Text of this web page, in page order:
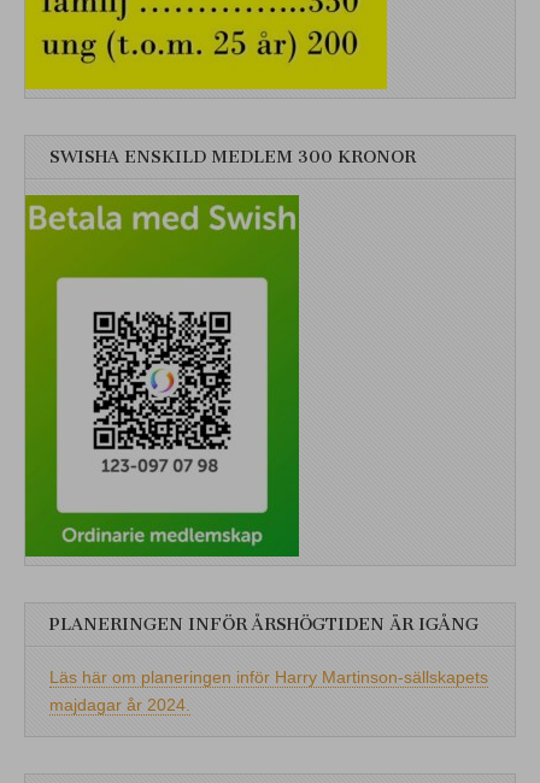
SWISHA ENSKILD MEDLEM 300 KRONOR
PLANERINGEN INFÖR ÅRSHÖGTIDEN ÄR IGÅNG
Läs här om planeringen inför Harry Martinson-sällskapets
majdagar år 2024.